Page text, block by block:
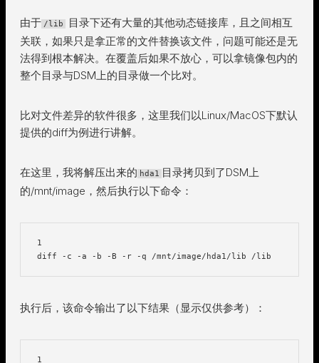
由于 /lib
目录下还有大量的其他动态链接库，且之间相互
关联，如果只是拿正常的文件替换该文件，问题可能还是无
法得到根本解决。在覆盖后如果不放心，可以拿镜像包内的
整个目录与DSM上的目录做一个比对。
比对文件差异的软件很多，这里我们以Linux/MacOS下默认
提供的diff为例进行讲解。
在这里，我将解压出来的 hda1 目录拷贝到了DSM上
的/mnt/image，然后执行以下命令：
1
执行后，该命令输出了以下结果（显示仅供参考）：
1